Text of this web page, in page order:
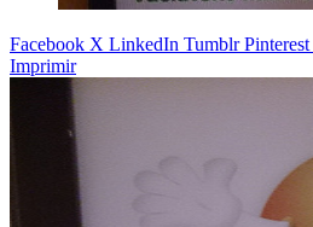
Facebook X LinkedIn Tumblr Pinterest
Imprimir